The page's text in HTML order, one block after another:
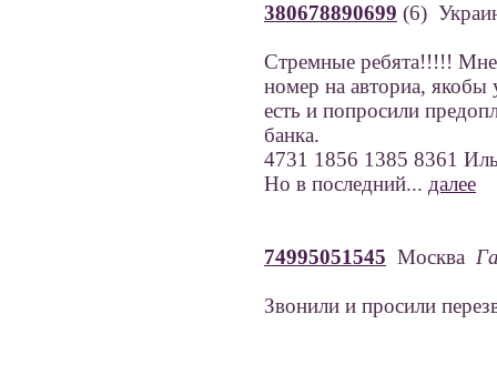
380678890699 (6)
Стремные ребята!!!!! Мне
номер на авториа, якобы
есть и попросили
банка.
4731 1856 1385 8361
Но в последний... далее
74995051545 Москва
Звонили и просили